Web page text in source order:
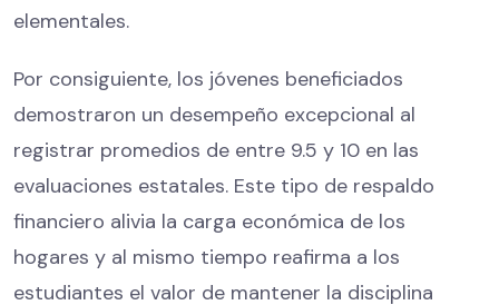
elementales.
Por consiguiente, los jóvenes beneficiados
demostraron un desempeño excepcional al
registrar promedios de entre 9.5 y 10 en las
evaluaciones estatales. Este tipo de respaldo
financiero alivia la carga económica de los
hogares y al mismo tiempo reafirma a los
estudiantes el valor de mantener la disciplina